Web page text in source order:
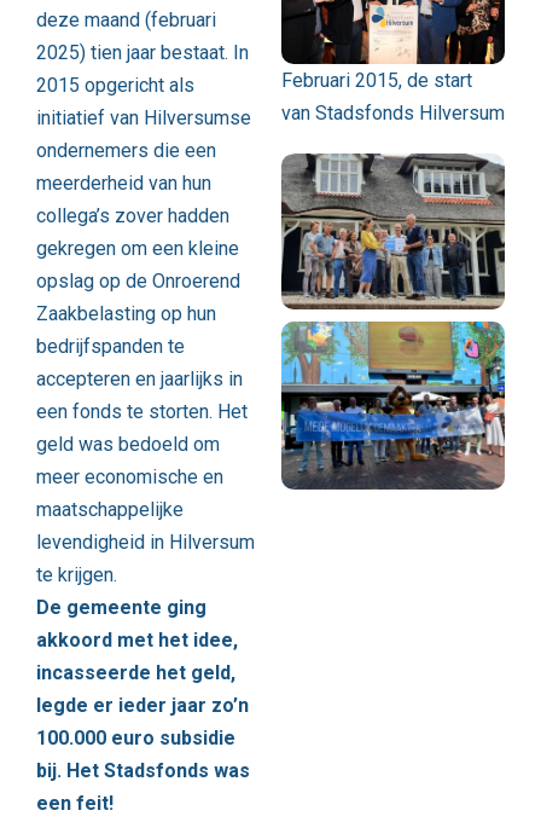
deze maand (februari
2025) tien jaar bestaat. In
2015 opgericht als
initiatief van Hilversumse
ondernemers die een
meerderheid van hun
collega’s zover hadden
gekregen om een kleine
opslag op de Onroerend
Zaakbelasting op hun
bedrijfspanden te
accepteren en jaarlijks in
een fonds te storten. Het
geld was bedoeld om
meer economische en
maatschappelijke
levendigheid in Hilversum
te krijgen.
De gemeente ging
akkoord met het idee,
incasseerde het geld,
legde er ieder jaar zo’n
100.000 euro subsidie
bij. Het Stadsfonds was
een feit!
Februari 2015, de start
van Stadsfonds Hilversum